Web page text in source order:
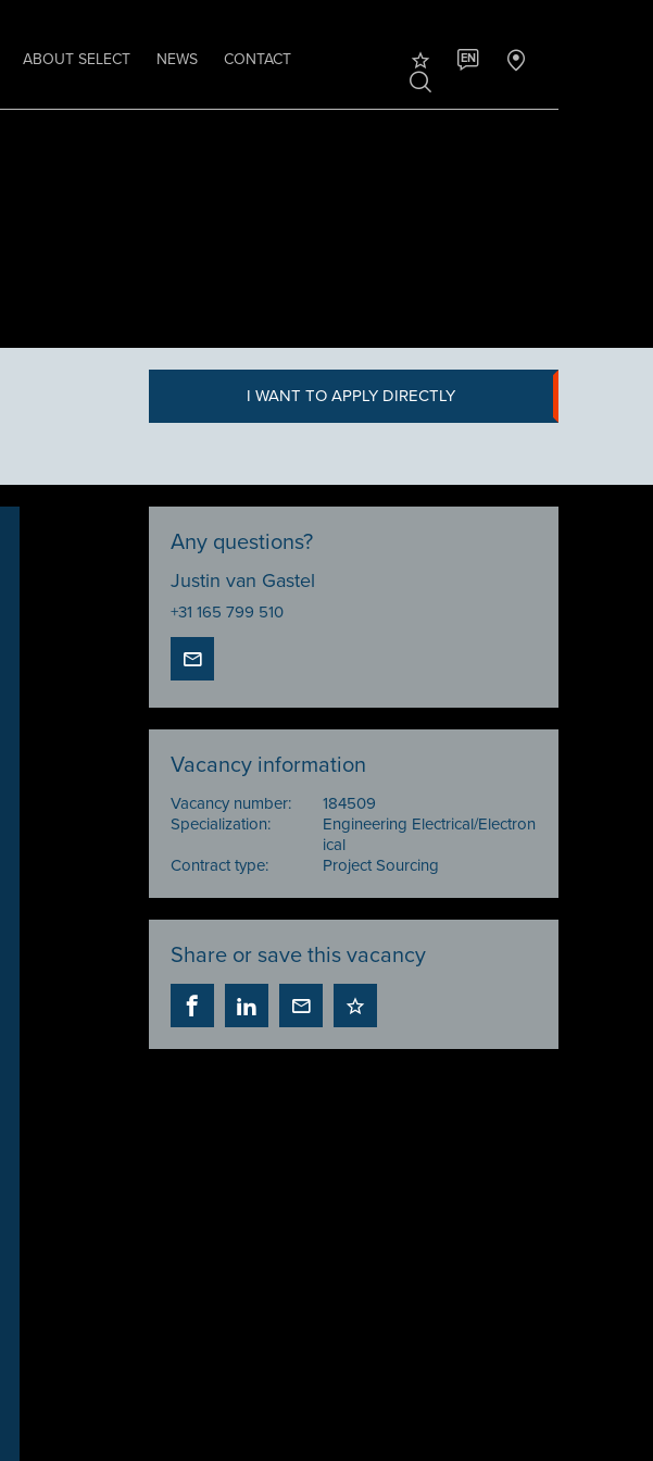
ABOUT SELECT NEWS
CONTACT
EN
I WANT TO APPLY DIRECTLY
Any questions?
Justin van Gastel
+31 165 799 510
Vacancy information
Vacancy number:
184509
Specialization:
Engineering Electrical/Electron
ical
Contract type:
Project Sourcing
Share or save this vacancy